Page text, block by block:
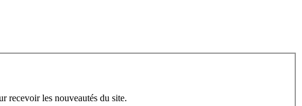
recevoir les nouveautés du site.